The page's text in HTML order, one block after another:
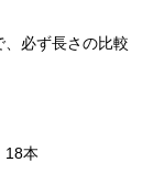
必ず長さの比較
本